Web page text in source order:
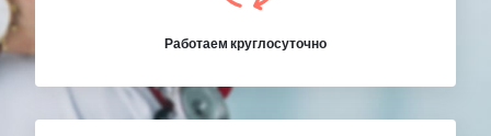
Работаем круглосуточно